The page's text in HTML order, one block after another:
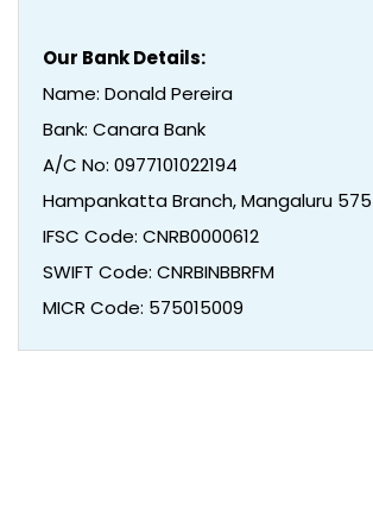
Our Bank Details:
Name: Donald Pereira
Bank: Canara Bank
A/C No: 0977101022194
Hampankatta Branch, Mangaluru 575
IFSC Code: CNRB0000612
SWIFT Code: CNRBINBBRFM
MICR Code: 575015009